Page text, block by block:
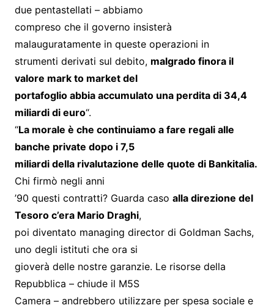
due pentastellati – abbiamo
compreso che il governo insisterà
malauguratamente in queste operazioni in
strumenti derivati sul debito, malgrado finora il
valore mark to market del
portafoglio abbia accumulato una perdita di 34,4
miliardi di euro“.
“La morale è che continuiamo a fare regali alle
banche private dopo i 7,5
miliardi della rivalutazione delle quote di Bankitalia.
Chi firmò negli anni
’90 questi contratti? Guarda caso alla direzione del
Tesoro c’era Mario Draghi,
poi diventato managing director di Goldman Sachs,
uno degli istituti che ora si
gioverà delle nostre garanzie. Le risorse della
Repubblica – chiude il M5S
Camera – andrebbero utilizzare per spesa sociale e